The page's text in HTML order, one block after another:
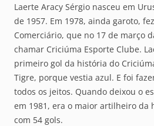
Laerte Aracy Sérgio nasceu em
de 1957. Em 1978, ainda garoto,
Comerciário, que no 17 de março
chamar Criciúma Esporte Clube.
primeiro gol da história do
Tigre, porque vestia azul. E foi
todos os jeitos. Quando deixou o
em 1981, era o maior artilheiro da
com 54 gols.